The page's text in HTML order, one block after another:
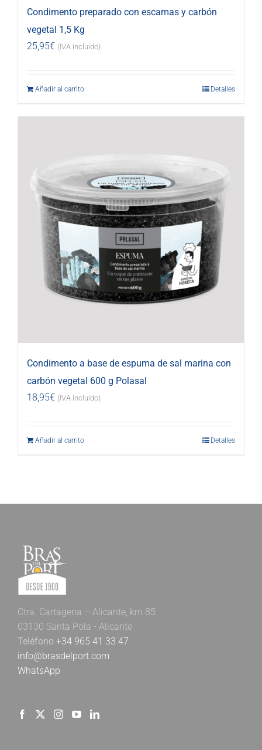
Condimento preparado con escamas y carbón
vegetal 1,5 Kg
25,95€ (IVA incluido)
Añadir al carrito Detalles
Condimento a base de espuma de sal marina con
carbón vegetal 600 g Polasal
18,95€ (IVA incluido)
Añadir al carrito Detalles
Ctra. Cartagena – Alicante, km 85
03130 Santa Pola - Alicante
Teléfono +34 965 41 33 47
info@brasdelport.com
WhatsApp